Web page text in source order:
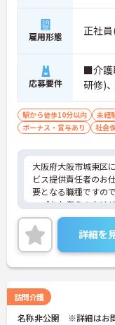
雇用形態 正社
応募要件
■介護
研修)
駅から徒歩10分以内 未経
ボーナス・賞与あり
社会
大阪府大阪市城東区
ビス提供責任者のお
要となる職種ですの
ップをお考えの方は
る方には、面接対策
話しいたしますので
詳細を
訪問介護
名称非公開 ※詳細はお